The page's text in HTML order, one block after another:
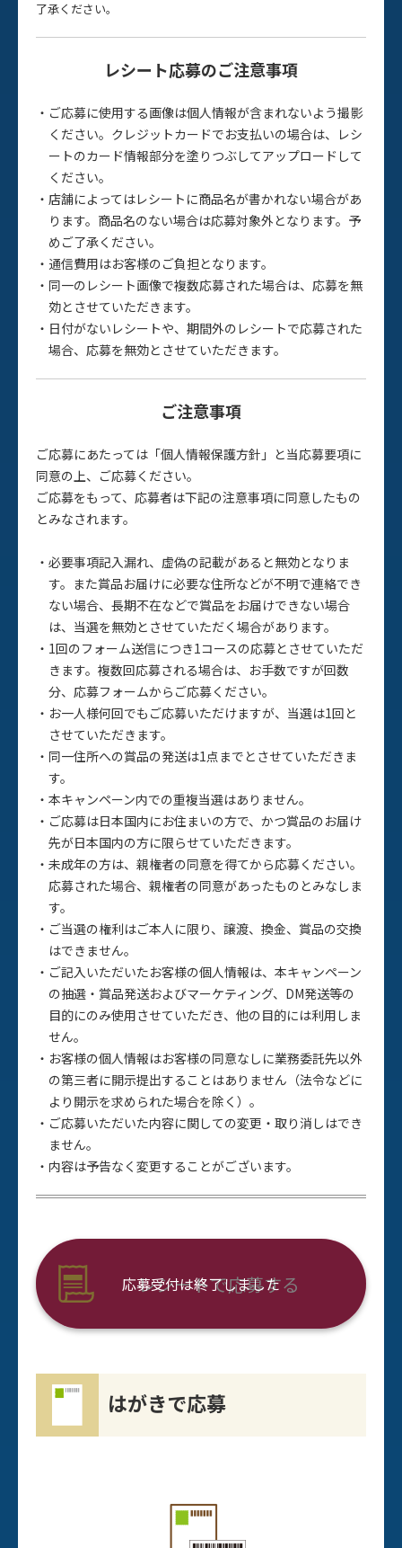
了承ください。
レシート応募のご注意事項
ご応募に使用する画像は個人情報が含まれないよう撮影
ください。クレジットカードでお支払いの場合は、レシ
ートのカード情報部分を塗りつぶしてアップロードして
ください。
店舗によってはレシートに商品名が書かれない場合があ
ります。商品名のない場合は応募対象外となります。予
めご了承ください。
通信費用はお客様のご負担となります。
同一のレシート画像で複数応募された場合は、応募を無
効とさせていただきます。
日付がないレシートや、期間外のレシートで応募された
場合、応募を無効とさせていただきます。
ご注意事項
ご応募にあたっては「個人情報保護方針」と当応募要項に
同意の上、ご応募ください。
ご応募をもって、応募者は下記の注意事項に同意したもの
とみなされます。
必要事項記入漏れ、虚偽の記載があると無効となりま
す。また賞品お届けに必要な住所などが不明で連絡でき
ない場合、長期不在などで賞品をお届けできない場合
は、当選を無効とさせていただく場合があります。
1回のフォーム送信につき1コースの応募とさせていただ
きます。複数回応募される場合は、お手数ですが回数
分、応募フォームからご応募ください。
お一人様何回でもご応募いただけますが、当選は1回と
させていただきます。
同一住所への賞品の発送は1点までとさせていただきま
す。
本キャンペーン内での重複当選はありません。
ご応募は日本国内にお住まいの方で、かつ賞品のお届け
先が日本国内の方に限らせていただきます。
未成年の方は、親権者の同意を得てから応募ください。
応募された場合、親権者の同意があったものとみなしま
す。
ご当選の権利はご本人に限り、譲渡、換金、賞品の交換
はできません。
ご記入いただいたお客様の個人情報は、本キャンペーン
の抽選・賞品発送およびマーケティング、DM発送等の
目的にのみ使用させていただき、他の目的には利用しま
せん。
お客様の個人情報はお客様の同意なしに業務委託先以外
の第三者に開示提出することはありません（法令などに
より開示を求められた場合を除く）。
ご応募いただいた内容に関しての変更・取り消しはでき
ません。
内容は予告なく変更することがございます。
レシートで応募する
はがきで応募